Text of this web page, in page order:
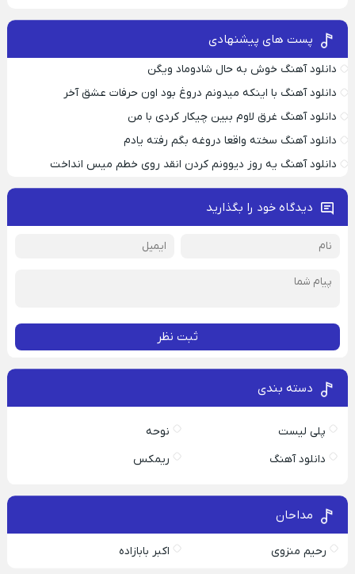
پست های پیشنهادی
دانلود آهنگ خوش به حال شادوماد ویگن
دانلود آهنگ با اینکه میدونم دروغ بود اون حرفات عشق آخر
دانلود آهنگ غرق لاوم ببین چیکار کردی با من
دانلود آهنگ سخته واقعا دروغه بگم رفته یادم
دانلود آهنگ یه روز دیوونم کردن انقد روی خطم میس انداخت
دیدگاه خود را بگذارید
ثبت نظر
دسته بندی
پلی لیست
نوحه
دانلود آهنگ
ریمکس
مداحان
رحیم منزوی اکبر بابازاده